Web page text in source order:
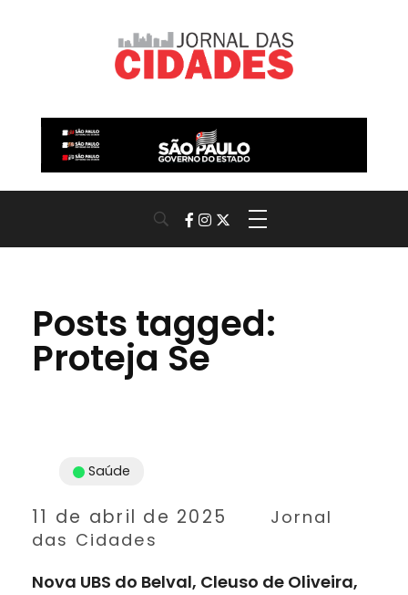
Posts tagged:
Proteja Se
11 de abril de 2025
Jornal
das Cidades
Saúde
Nova UBS do Belval, Cleuso de Oliveira,